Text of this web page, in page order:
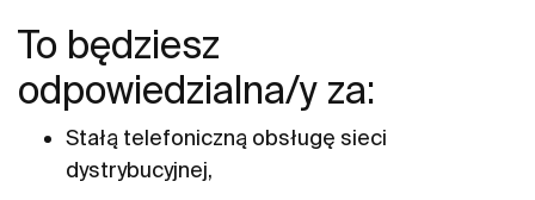
To będziesz
odpowiedzialna/y za:
Stałą telefoniczną obsługę sieci
dystrybucyjnej,